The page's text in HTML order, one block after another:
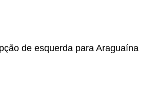
de esquerda para Araguaína